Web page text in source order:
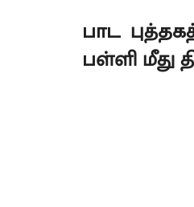
பாட
பள்ளி மீது